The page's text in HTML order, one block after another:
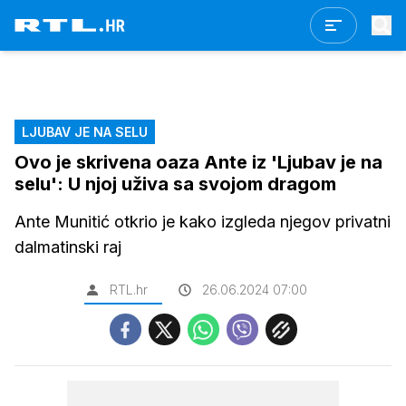
LJUBAV JE NA SELU
Ovo je skrivena oaza Ante iz 'Ljubav je na
selu': U njoj uživa sa svojom dragom
Ante Munitić otkrio je kako izgleda njegov privatni
dalmatinski raj
RTL.hr 26.06.2024 07:00